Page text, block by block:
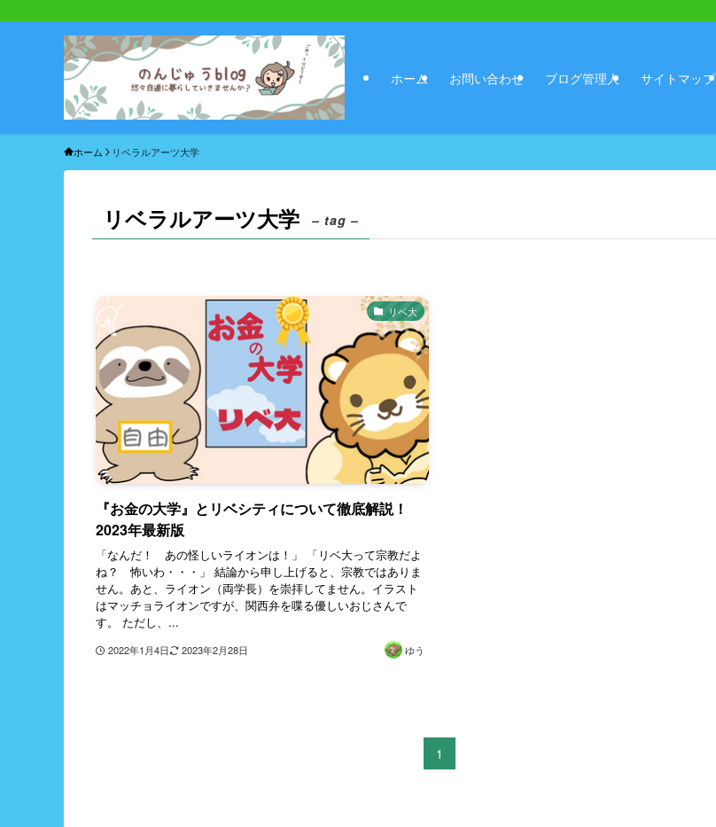
ホーム お問い合わせ ブログ管理人 サイトマップ
ホーム リベラルアーツ大学
リベラルアーツ大学 – tag –
リベ大
『お金の大学』とリベシティについて徹底解説！
2023年最新版
「なんだ！ あの怪しいライオンは！」 「リベ大って宗教だよ
ね？ 怖いわ・・・」 結論から申し上げると、宗教ではありま
せん。あと、ライオン（両学長）を崇拝してません。イラスト
はマッチョライオンですが、関西弁を喋る優しいおじさんで
す。 ただし、...
2022年1月4日 2023年2月28日 ゆう
1